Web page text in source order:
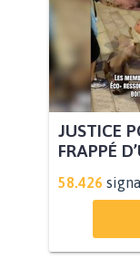
JUSTICE
FRAPPÉ
58.426